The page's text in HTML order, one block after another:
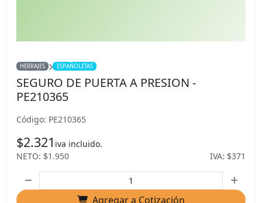
HERRAJES ESPAÑOLETAS
SEGURO DE PUERTA A PRESION -
PE210365
Código: PE210365
$2.321 iva incluido.
NETO: $1.950
IVA: $371
Agregar a Cotización